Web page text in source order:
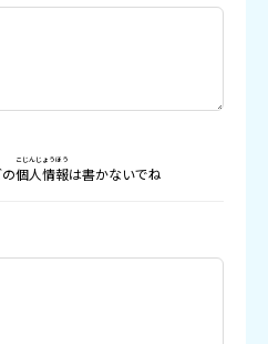
個人情報
こじんじょうほう
は書かないでね